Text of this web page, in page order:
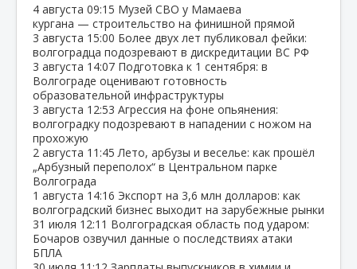
4 августа 09:15 Музей СВО у Мамаева
кургана — строительство на финишной прямой
3 августа 15:00 Более двух лет публиковал фейки:
волгоградца подозревают в дискредитации ВС РФ
3 августа 14:07 Подготовка к 1 сентября: в
Волгограде оценивают готовность
образовательной инфраструктуры
3 августа 12:53 Агрессия на фоне опьянения:
волгоградку подозревают в нападении с ножом на
прохожую
2 августа 11:45 Лето, арбузы и веселье: как прошёл
„Арбузный переполох“ в Центральном парке
Волгограда
1 августа 14:16 Экспорт на 3,6 млн долларов: как
волгоградский бизнес выходит на зарубежные рынки
31 июля 12:11 Волгоградская область под ударом:
Бочаров озвучил данные о последствиях атаки
БПЛА